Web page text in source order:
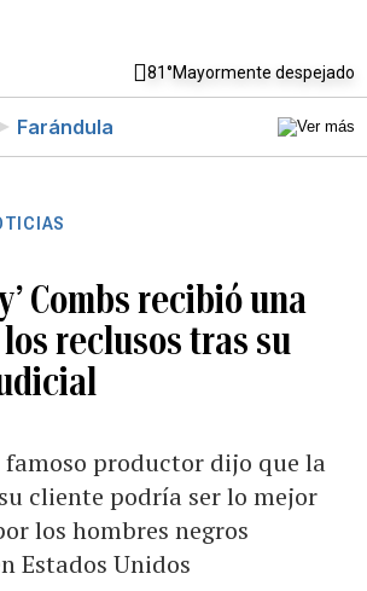
81°Mayormente despejado
Farándula
Combs recibió una
reclusos tras su
famoso productor dijo que la
cliente podría ser lo mejor
los hombres negros
Estados Unidos